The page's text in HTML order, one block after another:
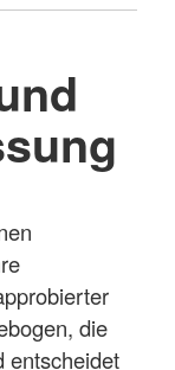
die
entscheidet